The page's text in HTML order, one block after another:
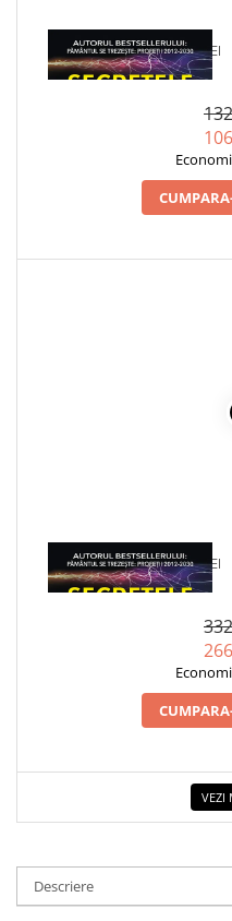
1 x SECRETELE ENERGIEI
NELIMITATE
1 x SECRETELE ENERGIEI
NELIMITATE
VEZI
Descriere